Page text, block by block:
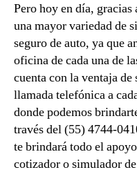
Pero hoy en día,
una mayor variedad de
seguro de auto, ya que
oficina de cada una de
cuenta con la ventaja
llamada telefónica a
donde podemos
través del (55) 4744-
te brindará todo el
cotizador o simulador